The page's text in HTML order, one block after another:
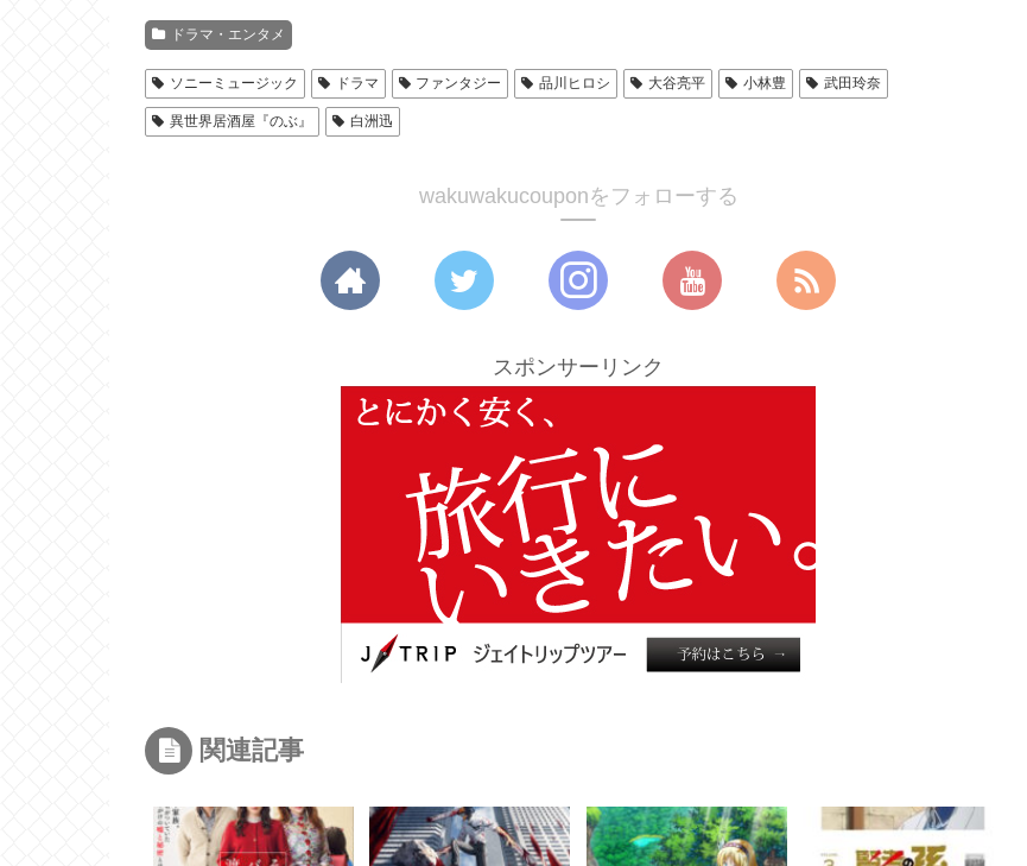
ドラマ・エンタメ
ソニーミュージック ドラマ ファンタジー 品川ヒロシ 大谷亮平 小林豊 武田玲奈
異世界居酒屋『のぶ』 白洲迅
wakuwakucouponをフォローする
スポンサーリンク
関連記事